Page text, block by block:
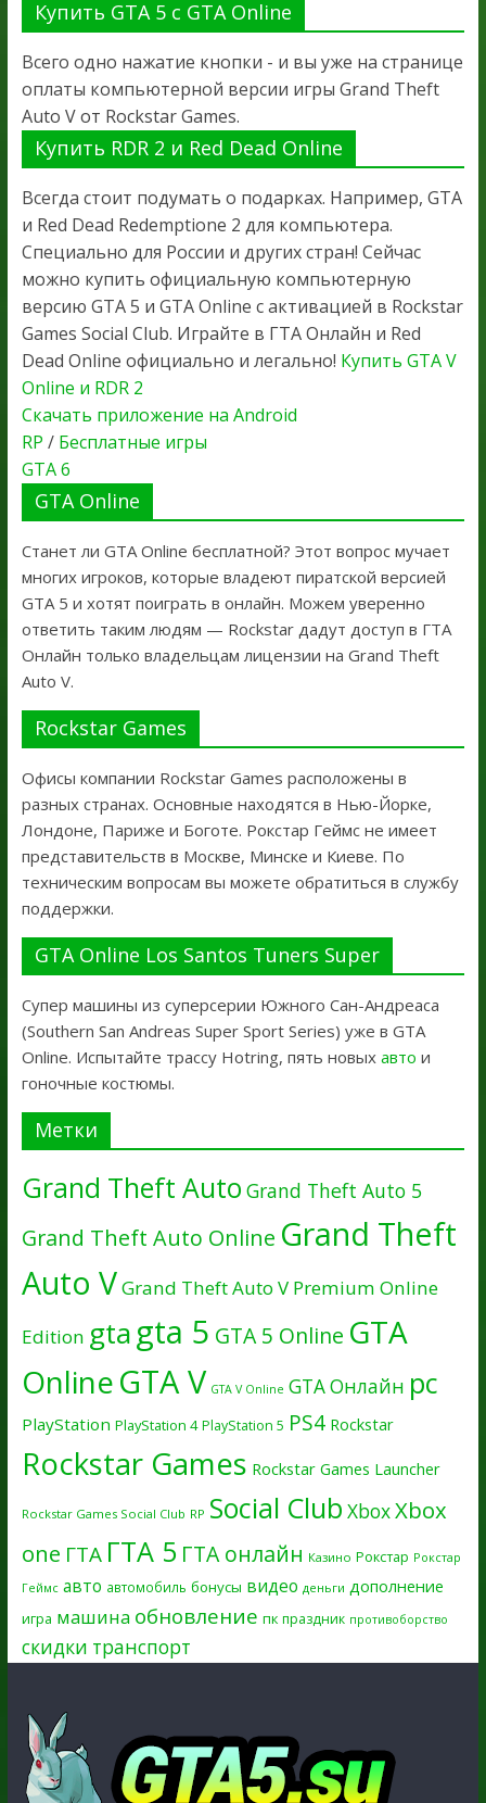
Купить GTA 5 с GTA Online
Всего одно нажатие кнопки - и вы уже на странице
оплаты компьютерной версии игры Grand Theft
Auto V от Rockstar Games.
Купить RDR 2 и Red Dead Online
Всегда стоит подумать о подарках. Например, GTA
и Red Dead Redemptione 2 для компьютера.
Специально для России и других стран! Сейчас
можно купить официальную компьютерную
версию GTA 5 и GTA Online с активацией в Rockstar
Games Social Club. Играйте в ГТА Онлайн и Red
Dead Online официально и легально! Купить GTA V
Online и RDR 2
Скачать приложение на Android
RP / Бесплатные игры
GTA 6
GTA Online
Станет ли GTA Online бесплатной? Этот вопрос мучает
многих игроков, которые владеют пиратской версией
GTA 5 и хотят поиграть в онлайн. Можем уверенно
ответить таким людям — Rockstar дадут доступ в ГТА
Онлайн только владельцам лицензии на Grand Theft
Auto V.
Rockstar Games
Офисы компании Rockstar Games расположены в
разных странах. Основные находятся в Нью-Йорке,
Лондоне, Париже и Боготе. Рокстар Геймс не имеет
представительств в Москве, Минске и Киеве. По
техническим вопросам вы можете обратиться в службу
поддержки.
GTA Online Los Santos Tuners Super
Супер машины из суперсерии Южного Сан-Андреаса
(Southern San Andreas Super Sport Series) уже в GTA
Online. Испытайте трассу Hotring, пять новых авто и
гоночные костюмы.
Метки
Grand Theft Auto Grand Theft Auto 5
Grand Theft Auto Online Grand Theft
Auto VGrand Theft Auto V Premium Online
Edition gtagta 5 GTA 5 Online GTA
OnlineGTA V GTA V Online GTA Онлайн pc
PlayStation PlayStation 4 PlayStation 5 PS4 Rockstar
Rockstar Games Rockstar Games Launcher
Rockstar Games Social Club RP Social Club XboxXbox
one ГТА ГТА 5 ГТА онлайн Казино Рокстар Рокстар
Геймс авто автомобиль бонусы видео деньги дополнение
игра машина обновление пк праздник противоборство
скидки транспорт